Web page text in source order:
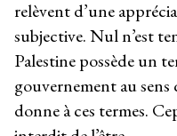
relèvent d’une
subjective. Nul n’est
Palestine possède un
gouvernement au
donne à ces termes.